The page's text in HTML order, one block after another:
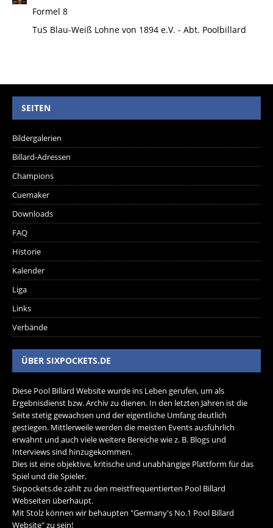
Formel 8
TuS Blau-Weiß Lohne von 1894 e.V. - Abt. Poolbillard
SEITEN
Bildergalerien
Billard-Adressen
Champions
Cuemaker
Downloads
FAQ
Historie
Kalender
Liga
Links
Verbände
ÜBER SIXPOCKETS.DE
Diese Pool Billard Website wurde ins Leben gerufen, um als
Ergebnisdienst bzw. Archiv zu dienen. In den letzten Jahren ist die
Seite stetig gewachsen und der eigentliche Umfang deutlich
gestiegen. Mittlerweile werden die meisten Events ausführlich
erwähnt und auch viele weitere Bereiche wie z. B. Blogs und
Interviews sind hinzugekommen.
Dies ist eine objektive, kritische und unabhängige Plattform für das
Spiel und die Spieler.
Sixpockets.de zählt zu den meistfrequentierten Pool Billard
Webseiten überhaupt.
Mit Stolz können wir behaupten "Germany's No.1 Pool Billard
Website" zu sein!